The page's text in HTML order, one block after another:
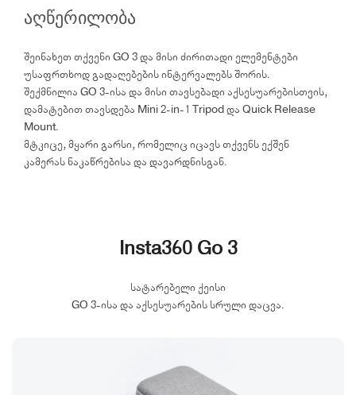
აღწერილობა
შეინახეთ თქვენი GO 3 და მისი ძირითადი ელემენტები
უსაფრთხოდ გადაღებების ინტერვალებს შორის.
შექმნილია GO 3-ისა და მისი თავსებადი აქსესუარებისთვის,
დამატებით თავსდება Mini 2-in-1 Tripod და Quick Release
Mount.
მტკიცე, მყარი გარსი, რომელიც იცავს თქვენს ექშენ
კამერას ნაკაწრებისა და დავარდნისგან.
Insta360 Go 3
სატარებელი ქეისი
GO 3-ისა და აქსესუარების სრული დაცვა.